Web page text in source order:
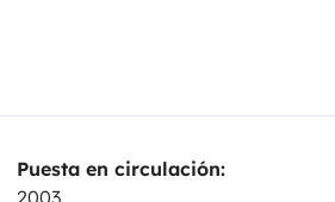
Puesta en circulación:
2003